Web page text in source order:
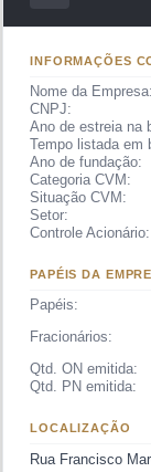
O setor de
de bilhões de
em número de
privados de alta
atendem
corporativos e
rentabilidade do
de ocupação
da capacidade
de planos e da
companhia está
História da
A
Jorge Moll Neto
Copacabana, no
INFORMAÇÕES
Nome da Empresa:
CNPJ:
Ano de estreia na
Tempo listada em
Ano de fundação:
Categoria CVM:
Situação CVM:
Setor:
Controle Acionário:
PAPÉIS DA
Papéis:
Fracionários:
Qtd. ON emitida:
Qtd. PN emitida:
LOCALIZAÇÃO
Rua Francisco